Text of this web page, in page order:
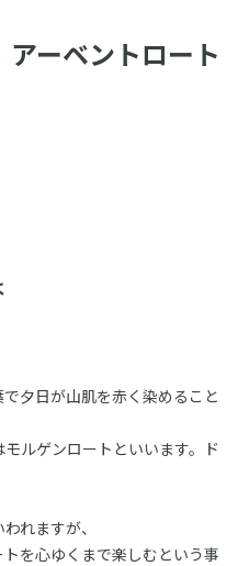
ーベントロート
夕日が山肌を赤く染めること
ルゲンロートといいます。ド
れますが、
を心ゆくまで楽しむという事